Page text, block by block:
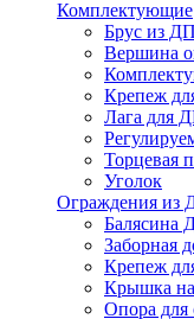
Комплектующие
Брус из
Вершина
Крепеж
Лага для
Торцевая
Уголок
Ограждения из
Балясина
Заборная
Крепеж
Крышка
Опора